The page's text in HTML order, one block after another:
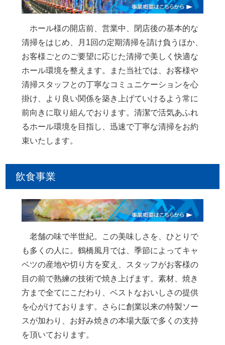
ホール様の開店前、営業中、閉店後の基本的な
清掃をはじめ、月1回の定期清掃を請け負うほか、
お客様ごとのご要望に応じた清掃で美しく快適な
ホール環境を整えます。また当社では、お客様や
清掃スタッフとの丁寧なコミュニケーションを心
掛け、より良い関係を築き上げていけるよう常に
前向きに取り組んでおります。清潔で活気あふれ
るホール環境を目指し、迅速で丁寧な清掃をお約
束いたします。
飲食事業
老舗の味で半世紀。この美味しさを、ひとりで
も多くの人に。鶴橋風月では、季節によってキャ
ベツの産地や切り方を変え、スタッフがお客様の
目の前で熟練の技術で焼き上げます。素材、焼き
方まで全てにこだわり、ベストなおいしさの提供
を心がけております。さらに創業以来の特製ソー
スが加わり、お好み焼きの本場大阪で多くの支持
を頂いております。